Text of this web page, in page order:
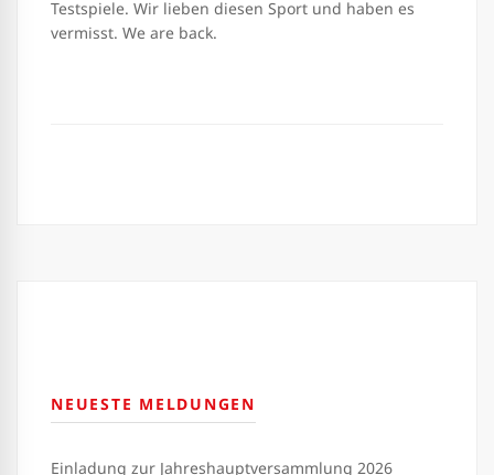
Testspiele. Wir lieben diesen Sport und haben es
vermisst. We are back.
NEUESTE MELDUNGEN
Einladung zur Jahreshauptversammlung 2026